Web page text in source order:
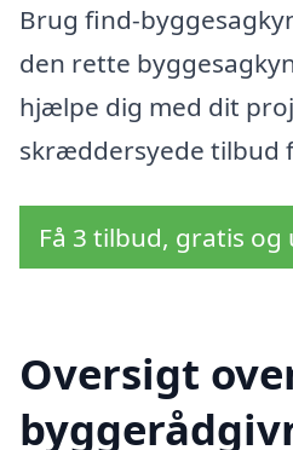
Brug find-
den rette
hjælpe dig med dit
skræddersyede tilbud
Få 3 tilbud, gratis
Oversigt